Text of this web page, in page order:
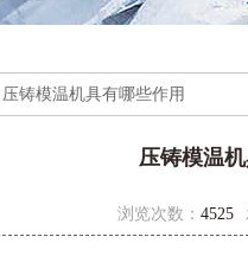
铸模温机具有哪些作用
压铸模温
浏览次数： 4525